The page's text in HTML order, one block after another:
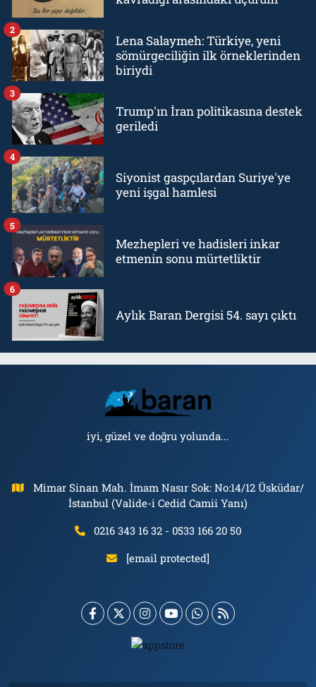
Lena Salaymeh: Türkiye, yeni
sömürgeciliğin ilk örneklerinden
biriydi
2
Trump'ın İran politikasına destek
geriledi
3
Siyonist gaspçılardan Suriye'ye
yeni işgal hamlesi
4
Mezhepleri ve hadisleri inkar
etmenin sonu mürtetliktir
5
Aylık Baran Dergisi 54. sayı çıktı
6
iyi, güzel ve doğru yolunda...
Mimar Sinan Mah. İmam Nasır Sok: No:14/12 Üsküdar/
İstanbul (Valide-i Cedid Camii Yanı)
0216 343 16 32 - 0533 166 20 50
[email protected]